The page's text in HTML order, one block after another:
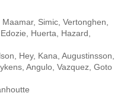
Simic, Vertonghen,
Huerta, Hazard,
Hey, Kana, Augustinsson,
Angulo, Vazquez, Goto